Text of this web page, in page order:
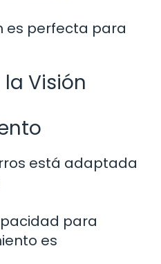
es perfecta para
Visión
está adaptada
para
es